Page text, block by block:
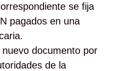
se fija
pagados en una
documento por
de la